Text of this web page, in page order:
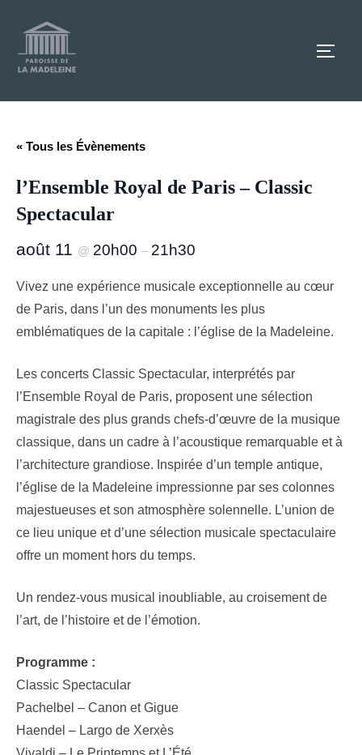
contenu
« Tous les Évènements
l’Ensemble Royal de Paris – Classic
Spectacular
août 11 @ 20h00 – 21h30
Vivez une expérience musicale exceptionnelle au cœur
de Paris, dans l’un des monuments les plus
emblématiques de la capitale : l’église de la Madeleine.
Les concerts Classic Spectacular, interprétés par
l’Ensemble Royal de Paris, proposent une sélection
magistrale des plus grands chefs-d’œuvre de la musique
classique, dans un cadre à l’acoustique remarquable et à
l’architecture grandiose. Inspirée d’un temple antique,
l’église de la Madeleine impressionne par ses colonnes
majestueuses et son atmosphère solennelle. L’union de
ce lieu unique et d’une sélection musicale spectaculaire
offre un moment hors du temps.
Un rendez-vous musical inoubliable, au croisement de
l’art, de l’histoire et de l’émotion.
Programme :
Classic Spectacular
Pachelbel – Canon et Gigue
Haendel – Largo de Xerxès